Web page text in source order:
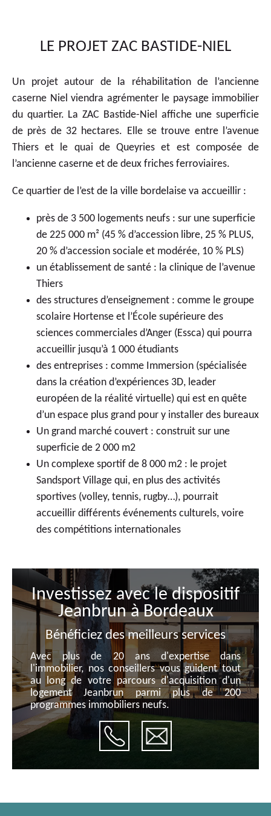
LE PROJET ZAC BASTIDE-NIEL
Un projet autour de la réhabilitation de l’ancienne
caserne Niel viendra agrémenter le paysage immobilier
du quartier. La ZAC Bastide-Niel affiche une superficie
de près de 32 hectares. Elle se trouve entre l’avenue
Thiers et le quai de Queyries et est composée de
l’ancienne caserne et de deux friches ferroviaires.
Ce quartier de l’est de la ville bordelaise va accueillir :
près de 3 500 logements neufs : sur une superficie
de 225 000 m² (45 % d’accession libre, 25 % PLUS,
20 % d’accession sociale et modérée, 10 % PLS)
un établissement de santé : la clinique de l’avenue
Thiers
des structures d’enseignement : comme le groupe
scolaire Hortense et l’École supérieure des
sciences commerciales d’Anger (Essca) qui pourra
accueillir jusqu’à 1 000 étudiants
des entreprises : comme Immersion (spécialisée
dans la création d’expériences 3D, leader
européen de la réalité virtuelle) qui est en quête
d’un espace plus grand pour y installer des bureaux
Un grand marché couvert : construit sur une
superficie de 2 000 m2
Un complexe sportif de 8 000 m2 : le projet
Sandsport Village qui, en plus des activités
sportives (volley, tennis, rugby…), pourrait
accueillir différents événements culturels, voire
des compétitions internationales
Investissez avec le dispositif
Jeanbrun à Bordeaux
Bénéficiez des meilleurs services
Avec plus de 20 ans d'expertise dans
l'immobilier, nos conseillers vous guident tout
au long de votre parcours d'acquisition d'un
logement Jeanbrun parmi plus de 200
programmes immobiliers neufs.